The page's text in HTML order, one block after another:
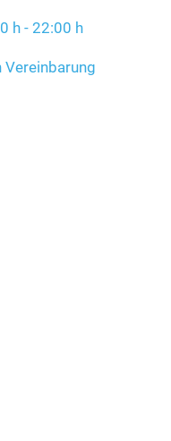
h - 22:00 h
Vereinbarung